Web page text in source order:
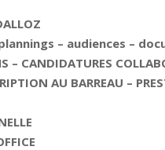
plannings – audiences –
– CANDIDATURES
AU BARREAU –